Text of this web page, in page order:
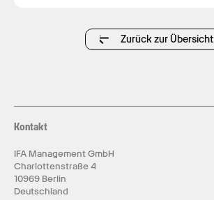
Zurück zur Übersicht
Kontakt
IFA Management GmbH
Charlottenstraße 4
10969 Berlin
Deutschland